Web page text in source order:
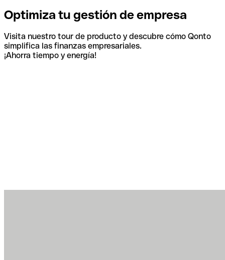
Optimiza tu gestión de empresa
Visita nuestro tour de producto y descubre cómo Qonto
simplifica las finanzas empresariales.
¡Ahorra tiempo y energía!